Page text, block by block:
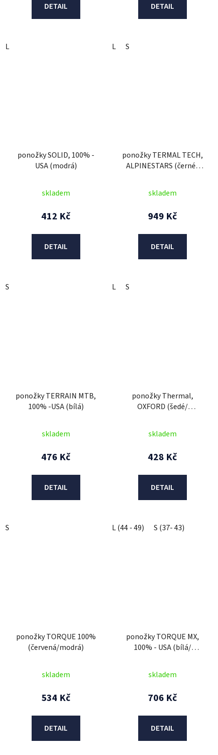
DETAIL
L
DETAIL
L S
ponožky SOLID, 100% -
USA (modrá)
skladem
412 Kč
DETAIL
S
ponožky TERMAL TECH,
ALPINESTARS (černé/
skladem
949 Kč
DETAIL
L S
ponožky TERRAIN MTB,
100% -USA (bílá)
skladem
476 Kč
DETAIL
S
ponožky Thermal,
OXFORD (šedé/
skladem
428 Kč
DETAIL
L (44 - 49) S (37- 43)
ponožky TORQUE 100%
(červená/modrá)
skladem
534 Kč
DETAIL
ponožky TORQUE MX,
100% - USA (bílá/
skladem
706 Kč
DETAIL